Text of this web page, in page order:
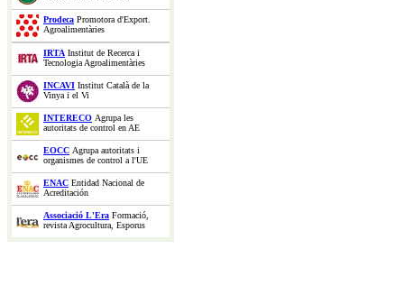
Prodeca Promotora d'Export.
Agroalimentàries
IRTA Institut de Recerca i
Tecnologia Agroalimentàries
INCAVI Institut Català de la
Vinya i el Vi
INTERECO Agrupa les
autoritats de control en AE
EOCC Agrupa autoritats i
organismes de control a l'UE
ENAC Entidad Nacional de
Acreditación
Associació L'Era Formació,
revista Agrocultura, Esporus